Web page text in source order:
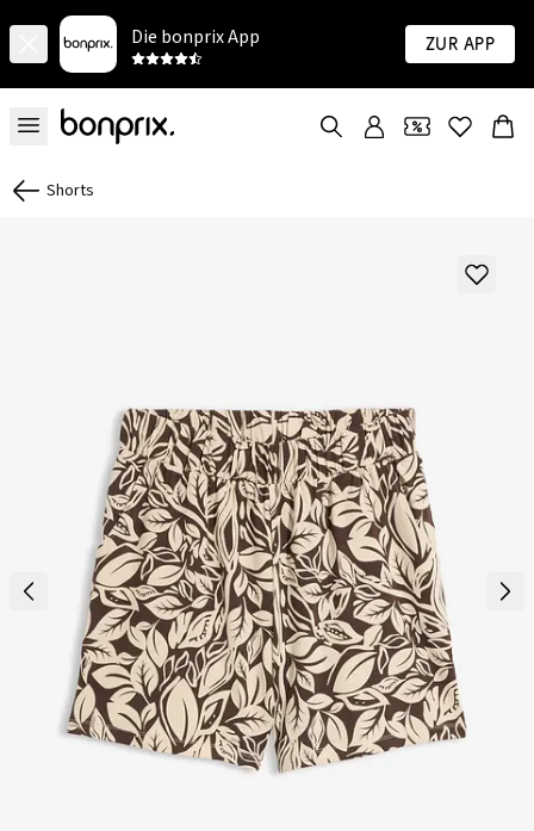
Die bonprix App Zur App
Shorts